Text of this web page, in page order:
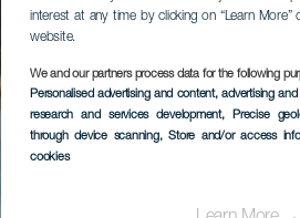
interest at any time by clicking on “Learn
website.
We and our partners process data for the following
Personalised advertising and content, advertising
research and services development, Precise
through device scanning, Store and/or access
cookies